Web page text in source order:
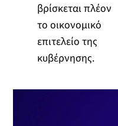
βρίσκεται πλέον
το οικονομικό
επιτελείο της
κυβέρνησης.